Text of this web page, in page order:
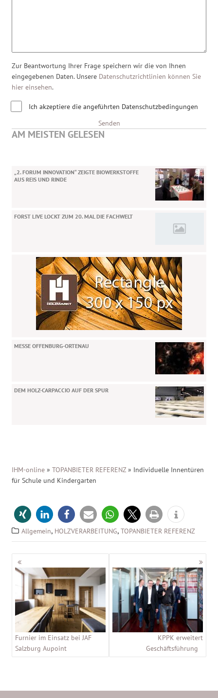
Zur Beantwortung Ihrer Frage speichern wir die von Ihnen
eingegebenen Daten. Unsere Datenschutzrichtlinien können Sie
hier einsehen.
Ich akzeptiere die angeführten Datenschutzbedingungen
Senden
AM MEISTEN GELESEN
„2. FORUM INNOVATION“ ZEIGTE BIOWERKSTOFFE
AUS REIS UND RINDE
FORST LIVE LOCKT ZUM 20. MAL DIE FACHWELT
MESSE OFFENBURG-ORTENAU
DEM HOLZ-CARPACCIO AUF DER SPUR
IHM-online »TOPANBIETER REFERENZ » Individuelle Innentüren
für Schule und Kindergarten
Allgemein, HOLZVERARBEITUNG,TOPANBIETER REFERENZ
Beitragsnavigation
Furnier im Einsatz bei JAF
Salzburg Aupoint
KPPK erweitert
Geschäftsführung